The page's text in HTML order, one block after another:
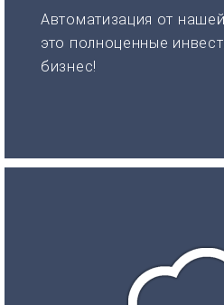
Автоматизация от
это полноценные
бизнес!